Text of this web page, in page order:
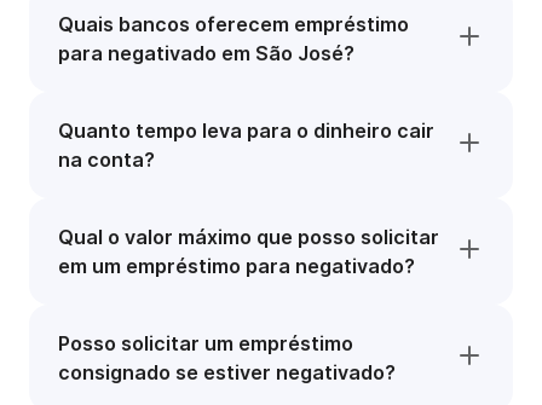
Quais bancos oferecem empréstimo
para negativado em São José?
Quanto tempo leva para o dinheiro cair
na conta?
Qual o valor máximo que posso solicitar
em um empréstimo para negativado?
Posso solicitar um empréstimo
consignado se estiver negativado?